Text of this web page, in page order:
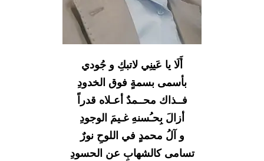
أَلَا يا عَينِي لاتبكِ و جُودي
بأسمى بسمةٍ فوق الخدودِ
فــذاك محــمدٌ أعـلاه قدراً
أزالَ بِحـُسنهِ غـيمَ الوجودِ
و آلُ محمدٍ في اللوحِ نورٌ
تسامى كالشهابِ عن الحسودِ